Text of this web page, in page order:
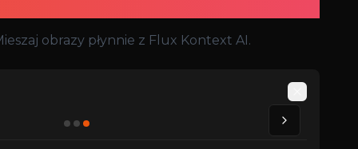
obrazy płynnie z Flux Kontext AI.